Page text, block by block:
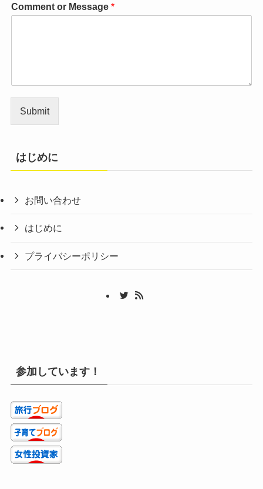
Comment or Message *
Submit
はじめに
お問い合わせ
はじめに
プライバシーポリシー
参加しています！